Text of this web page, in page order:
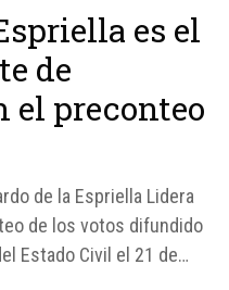
es el
de
el preconteo
de la Espriella Lidera
de los votos difundido
Estado Civil el 21 de